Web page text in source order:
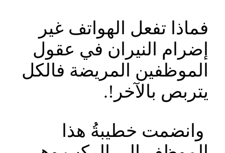
فماذا تفعل الهواتف غير
إضرام النيران في عقول
الموظفين المريضة فالكل
يتربص بالآخر!.
وانضمت خطيبةُ هذا